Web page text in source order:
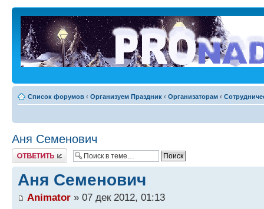
Список форумов ‹ Организуем Праздник ‹ Организаторам ‹
Аня Семенович
Ответить
Аня Семенович
Animator » 07 дек 2012, 01:13